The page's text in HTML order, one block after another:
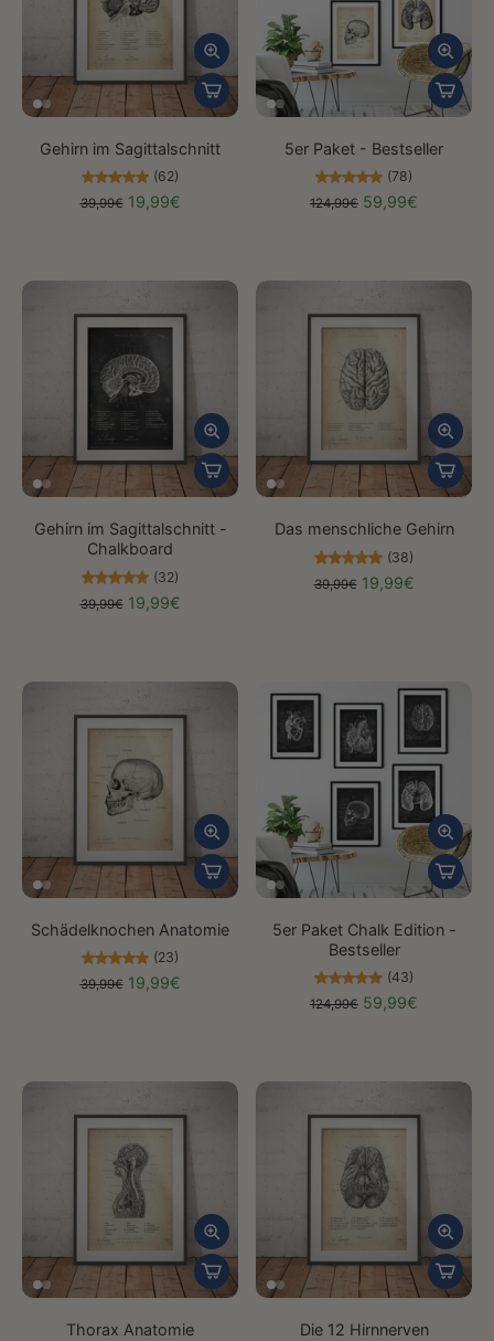
Gehirn im Sagittalschnitt
(62)
39,99€ 19,99€
5er Paket - Bestseller
(78)
124,99€ 59,99€
Gehirn im Sagittalschnitt -
Chalkboard
(32)
39,99€ 19,99€
Das menschliche Gehirn
(38)
39,99€ 19,99€
Schädelknochen Anatomie
(23)
39,99€ 19,99€
5er Paket Chalk Edition -
Bestseller
(43)
124,99€ 59,99€
Thorax Anatomie Die 12 Hirnnerven